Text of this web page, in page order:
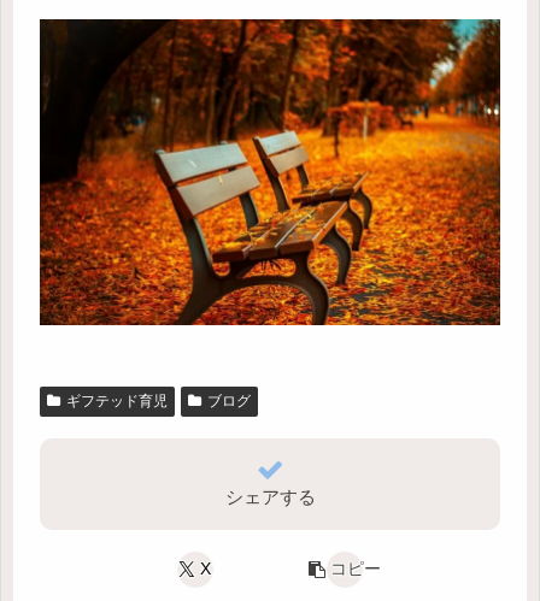
ギフテッド育児 ブログ
シェアする
X コピー